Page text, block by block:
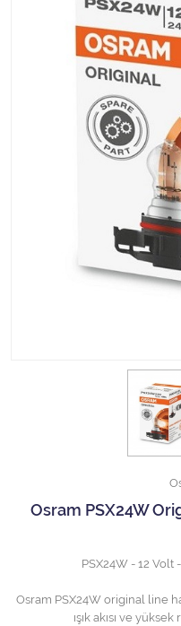
Otomobil Led Park
Otomobil Gösterge Ampulü
Halojen Off Road Rally
Motosiklet Halojen Far
Kamyon Halojen Far
Kamyon Halojen Park
Osram PSX24W
PSX24W - 12 Volt
Osram PSX24W original line
ışık akısı ve